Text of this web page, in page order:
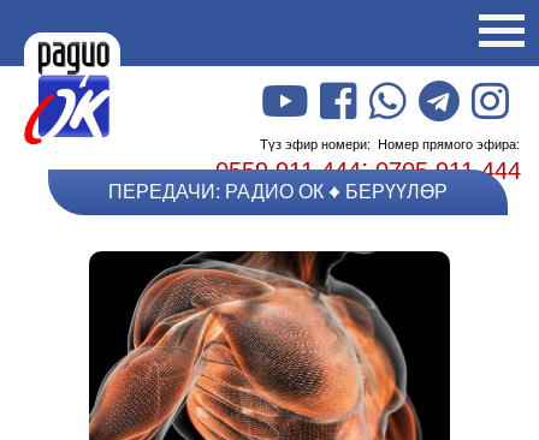
Түз эфир номери: Номер прямого эфира:
0559 911 444;0705 911 444
ПЕРЕДАЧИ: РАДИО ОК БЕРҮҮЛӨР